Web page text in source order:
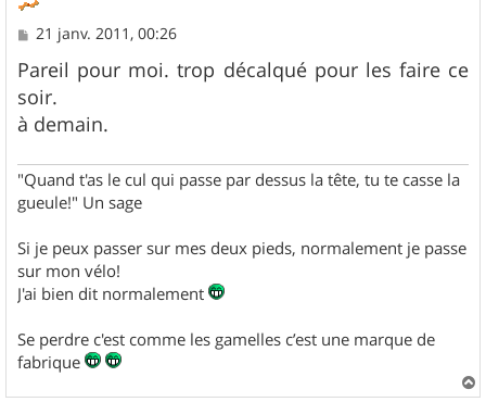
M
s
s
a
g
e
21 janv. 2011, 00:26
Pareil pour moi. trop décalqué pour les faire ce
soir.
à demain.
"Quand t'as le cul qui passe par dessus la tête, tu te casse la
gueule!" Un sage
Si je peux passer sur mes deux pieds, normalement je passe
sur mon vélo!
J'ai bien dit normalement
Se perdre c'est comme les gamelles c’est une marque de
fabrique